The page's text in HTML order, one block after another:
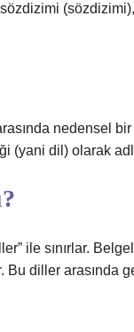
nedensel
(yani dil) olarak
ile sınırlar.
diller arasında